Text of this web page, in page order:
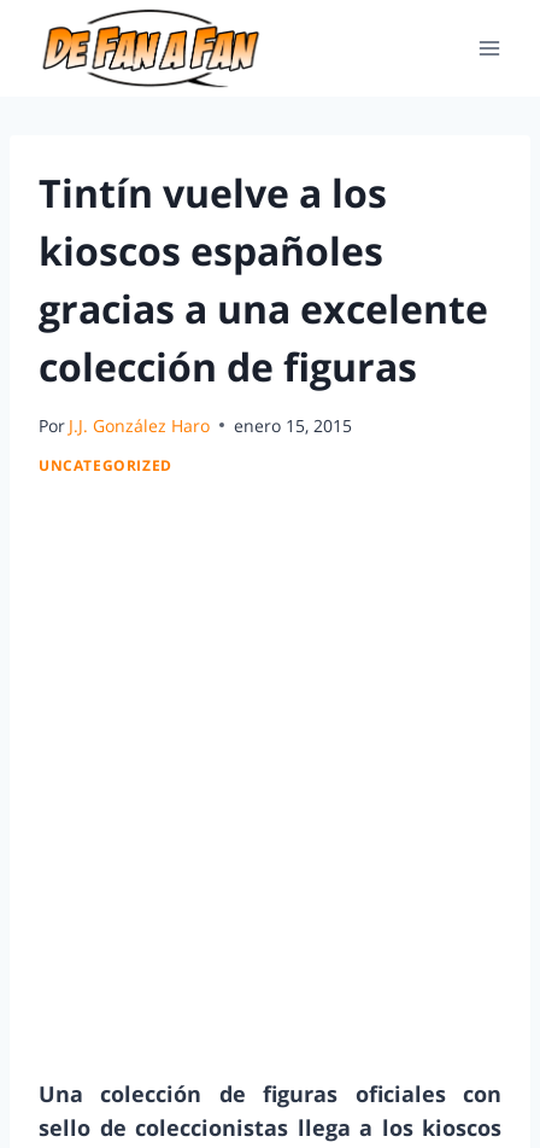
Tintín vuelve a los
kioscos españoles
gracias a una excelente
colección de figuras
Por J.J. González Haro enero 15, 2015
UNCATEGORIZED
Una colección de figuras oficiales con
sello de coleccionistas llega a los kioscos